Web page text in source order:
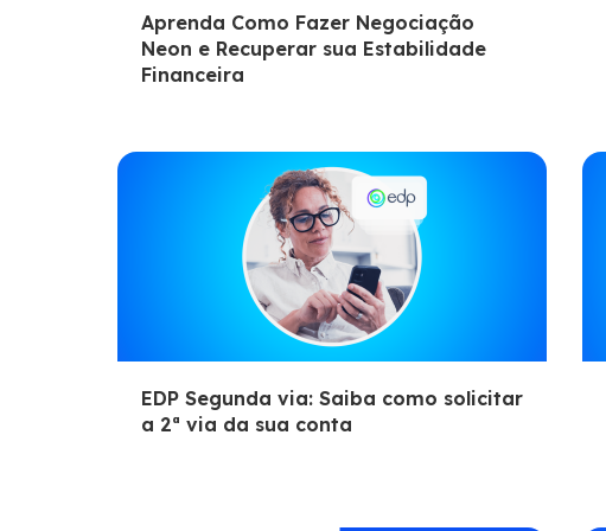
Aprenda Como Fazer Negociação
Neon e Recuperar sua Estabilidade
Financeira
EDP Segunda via: Saiba como solicitar
a 2ª via da sua conta